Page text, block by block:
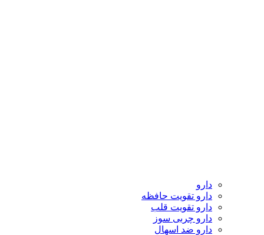
دارو
دارو تقویت حافظه
دارو تقویت قلب
دارو چربی سوز
دارو ضد اسهال